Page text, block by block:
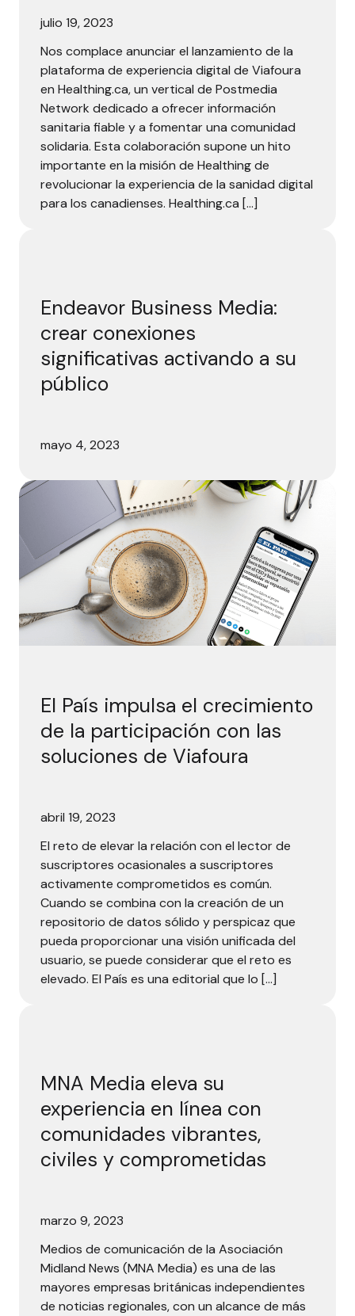
julio 19, 2023
Nos complace anunciar el lanzamiento de la
plataforma de experiencia digital de Viafoura
en Healthing.ca, un vertical de Postmedia
Network dedicado a ofrecer información
sanitaria fiable y a fomentar una comunidad
solidaria. Esta colaboración supone un hito
importante en la misión de Healthing de
revolucionar la experiencia de la sanidad digital
para los canadienses. Healthing.ca […]
Endeavor Business Media:
crear conexiones
significativas activando a su
público
mayo 4, 2023
El País impulsa el crecimiento
de la participación con las
soluciones de Viafoura
abril 19, 2023
El reto de elevar la relación con el lector de
suscriptores ocasionales a suscriptores
activamente comprometidos es común.
Cuando se combina con la creación de un
repositorio de datos sólido y perspicaz que
pueda proporcionar una visión unificada del
usuario, se puede considerar que el reto es
elevado. El País es una editorial que lo […]
MNA Media eleva su
experiencia en línea con
comunidades vibrantes,
civiles y comprometidas
marzo 9, 2023
Medios de comunicación de la Asociación
Midland News (MNA Media) es una de las
mayores empresas británicas independientes
de noticias regionales, con un alcance de más